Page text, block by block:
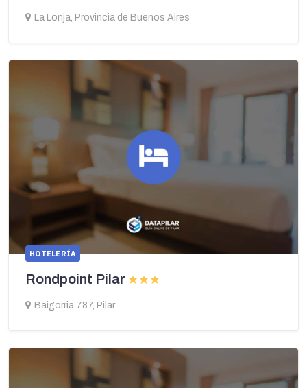
La Lonja, Provincia de Buenos Aires
HOTELERÍA
Rondpoint Pilar
Baigorria 787, Pilar